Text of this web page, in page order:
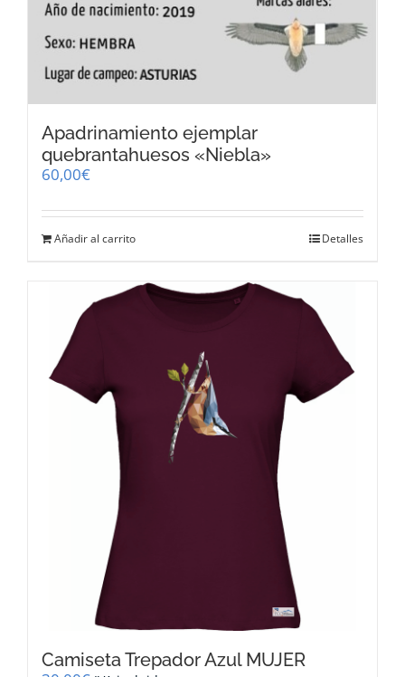
Apadrinamiento ejemplar
quebrantahuesos «Niebla»
60,00€
Añadir al carrito Detalles
Camiseta Trepador Azul MUJER